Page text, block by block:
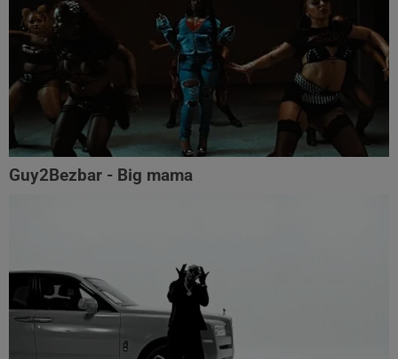
Guy2Bezbar - Big mama